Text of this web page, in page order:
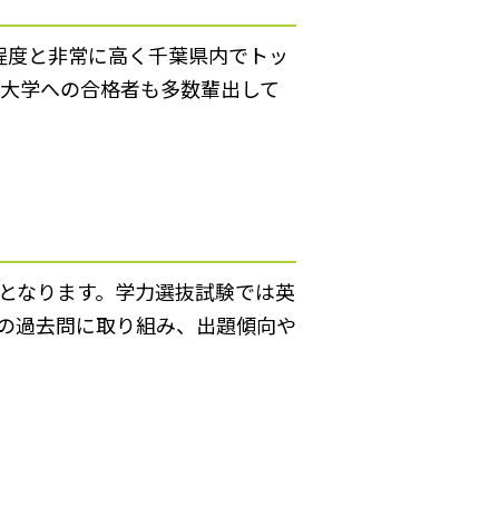
と非常に高く千葉県内でトッ
学への合格者も多数輩出して
なります。学力選抜試験では英
過去問に取り組み、出題傾向や